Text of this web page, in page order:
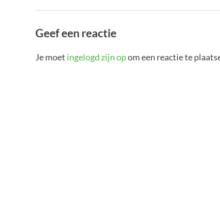
Geef een reactie
Je moet ingelogd zijn opom een reactie te